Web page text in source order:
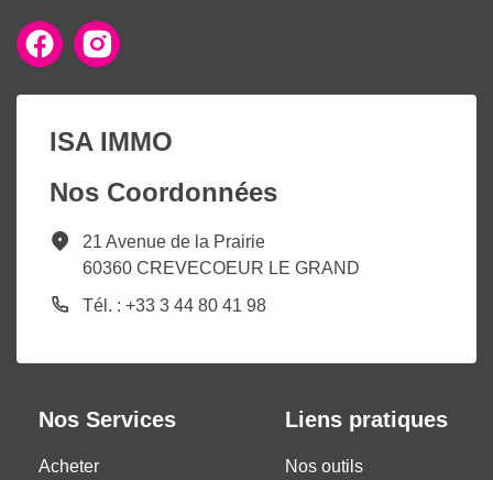
ISA IMMO
Nos Coordonnées
21 Avenue de la Prairie
60360 CREVECOEUR LE GRAND
Tél. : +33 3 44 80 41 98
Nos Services
Acheter
Liens pratiques
Nos outils